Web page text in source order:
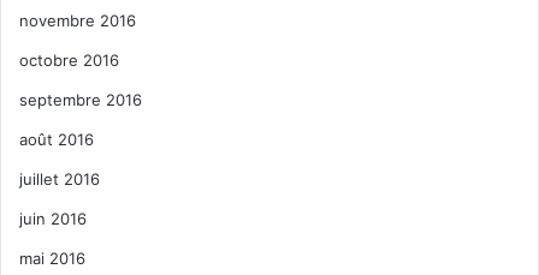
novembre 2016
octobre 2016
septembre 2016
août 2016
juillet 2016
juin 2016
mai 2016